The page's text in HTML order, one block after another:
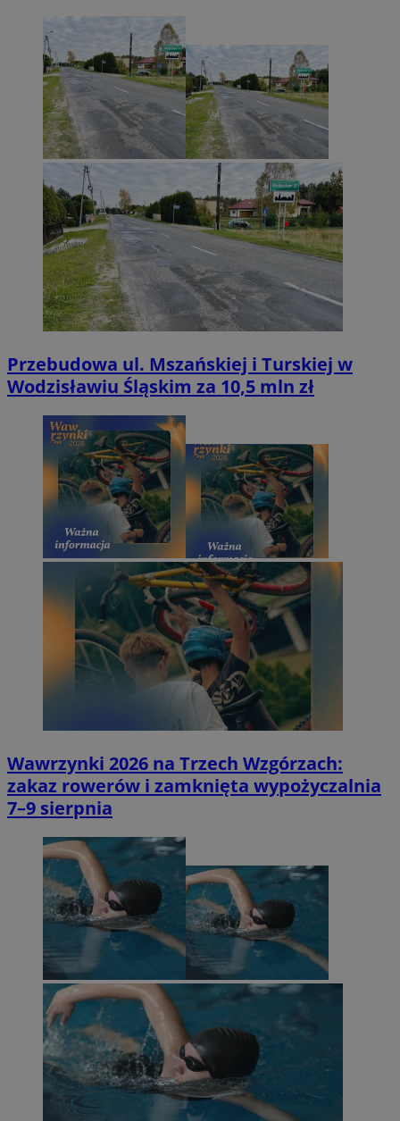
Przebudowa ul. Mszańskiej i Turskiej w
Wodzisławiu Śląskim za 10,5 mln zł
Wawrzynki 2026 na Trzech Wzgórzach:
zakaz rowerów i zamknięta wypożyczalnia
7–9 sierpnia